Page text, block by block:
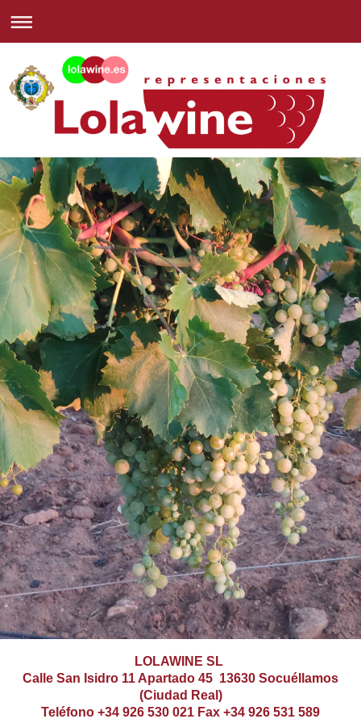
LOLAWINE SL
Calle San Isidro 11 Apartado 45 13630 Socuéllamos
(Ciudad Real)
Teléfono +34 926 530 021 Fax +34 926 531 589